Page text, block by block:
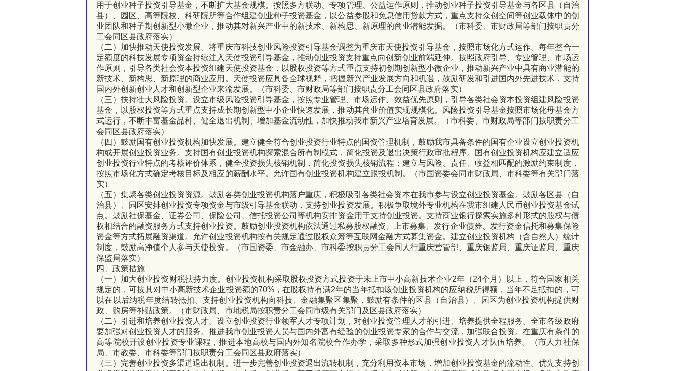
用于创业种子投资引导基金，不断扩大基金规模。按照多方联动、专项管理、公益运作原则，推动创业种子投资引导基金与各区县（自治
县）、园区、高等院校、科研院所等合作组建创业种子投资基金，以公益参股和免息信用贷款方式，重点支持众创空间等创业载体中的创
业团队和种子期创新型小微企业，推动其对新兴产业中的新技术、新构思、新原理的商业潜能发掘。（市科委、市财政局等部门按职责分
工会同区县政府落实）
（二）加快推动天使投资发展。 将重庆市科技创业风险投资引导基金调整为重庆市天使投资引导基金，按照市场化方式运作。 每年整合一
定额度的科技发展专项资金持续注入天使投资引导基金，推动创业投资支持重点向创新创业前端延伸。按照政府引导、 专业管理、市场运
作原则，引导各类社会资本投资组建天使投资基金，以股权投资等方式重点支持初创期创新型小微企业，推动新兴产业中具有商业潜能的
新技术、新构思、新原理的商业应用。天使投资应具备全球视野，把握新兴产业发展方向和机遇，鼓励研发和引进国内外先进技术，支持
国内外创新创业人才和创新型企业来渝发展。（市科委、市财政局等部门按职责分工会同区县政府落实）
（三）扶持壮大风险投资。 设立市级风险投资引导基金，按照专业管理、市场运作、效益优先原则，引导各类社会资本投资组建风险投资
基金，以股权投资等方式重点支持成长期创新型中小企业快速发展，推动其商业价值实现规模化。风险投资引导基金按照市场化母基金方
式运行，不断丰富基金品种、健全退出机制、增加基金流动性，加快推动我市新兴产业培育发展。（市科委、 市财政局等部门按职责分工
会同区县政府落实）
（四）鼓励国有创业投资机构加快发展。 建立健全符合创业投资行业特点的国资管理机制，鼓励我市具备条件的国有企业设立创业投资机
构或开展创业投资业务。支持国有创业投资机构探索混合所有制模式，简化投资及退出决策行政审批程序。国有创业投资机构应建立适应
创业投资行业特点的考核评价体系，健全投资损失核销机制，简化投资损失核销流程；建立与风险、责任、收益相匹配的激励约束制度，
按照市场化方式确定考核目标及相应的薪酬水平。允许国有创业投资机构建立跟投机制。（市国资委会同市财政局、市科委等有关部门落
实）
（五）集聚各类创业投资资源。 鼓励各类创业投资机构落户重庆，积极吸引各类社会资本在我市参与设立创业投资基金。鼓励各区县（自
治县）、园区安排创业投资专项资金与市级引导基金联动，支持创业投资发展。积极争取境外专业机构在我市组建人民币创业投资基金试
点。鼓励社保基金、证券公司、保险公司、信托投资公司等机构安排资金用于支持创业投资。支持商业银行探索实施多种形式的股权与债
权相结合的融资服务方式支持创业投资。鼓励创业投资机构依法通过私募股权融资、上市募集、发行企业债券、发行资金信托和募集保险
资金等方式拓展融资渠道。
允许创业投资机构按有关规定通过股权众筹等互联网金融方式募集资金。建立创业投资机构（含自然人）统计
制度，鼓励高净值个人参与天使投资。（市国资委、市金融办、市科委按职责分工会同人行重庆营管部、重庆银监局、重庆证监局、重庆
保监局落实）
四、政策措施
（一）加大创业投资财税扶持力度。 创业投资机构采取股权投资方式投资于未上市中小高新技术企业2年（24个月）以上， 符合国家相关
规定的，可按其对中小高新技术企业投资额的70%， 在股权持有满2年的当年抵扣该创业投资机构的应纳税所得额，当年不足抵扣的，可
以在以后纳税年度结转抵扣。支持创业投资机构向科技、金融集聚区集聚，鼓励有条件的区县（自治县）、园区为创业投资机构提供财
政、购房等补贴政策。（市财政局、市地税局按职责分工会同市级有关部门及区县政府落实）
（二）引进和培养创业投资人才。 设立创业投资行业领军人才专项计划，对创业投资管理人才的引进、培养提供全程服务。全市各级政府
要加强对创业投资人才的服务。推进我市创业投资人员与国内外富有经验的创业投资专家的合作与交流，加强联合投资。在重庆有条件的
高等院校开设创业投资专业课程，推进本地高校与国内外知名院校合作办学，采取多种形式加强创业投资人才队伍培养。（市人力社保
局、市教委、市科委等部门按职责分工会同区县政府落实）
（三）完善创业投资多渠道退出机制。 进一步完善创业投资退出流转机制，充分利用资本市场，增加创业投资基金的流动性。 优先支持创